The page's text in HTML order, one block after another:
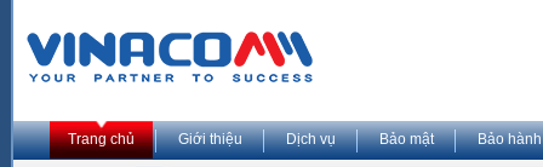
Trang chủ Giới thiệu Dịch vụ Bảo mật Bảo hành